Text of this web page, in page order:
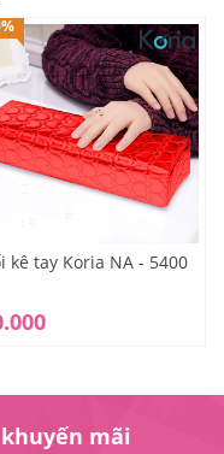
kê tay Koria NA - 5400
mãi